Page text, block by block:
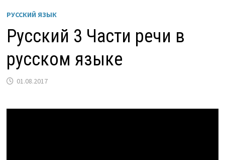
РУССКИЙ ЯЗЫК
Русский 3 Части речи в
русском языке
01.08.2017